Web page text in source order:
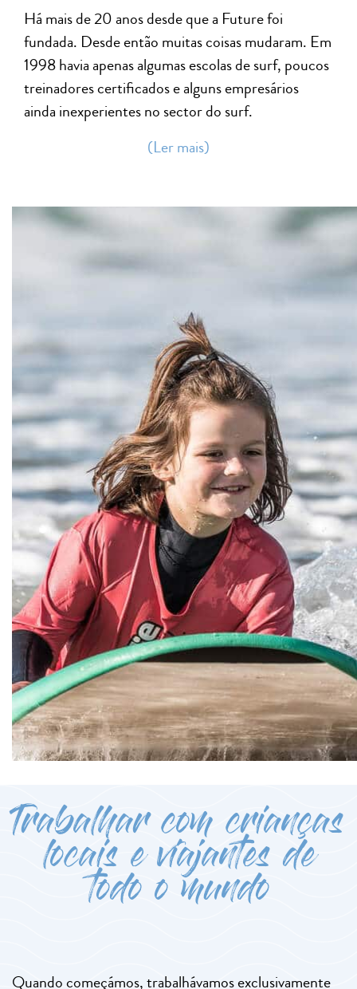
Há mais de 20 anos desde que a Future foi
fundada. Desde então muitas coisas mudaram. Em
1998 havia apenas algumas escolas de surf, poucos
treinadores certificados e alguns empresários
ainda inexperientes no sector do surf.
(Ler mais)
Trabalhar com crianças
locais e viajantes de
todo o mundo
Quando começámos, trabalhávamos exclusivamente